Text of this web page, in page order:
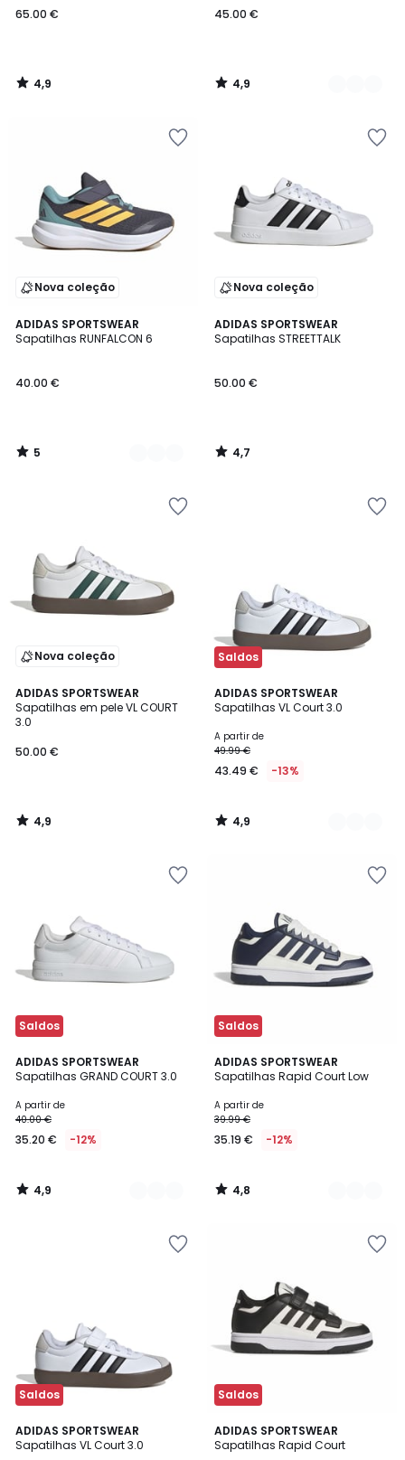
65.00 €
4,9
/
45.00 €
4,9
/
Nova coleção
ADIDAS SPORTSWEAR
Sapatilhas RUNFALCON 6
40.00 €
5
/
2
Cores
5
/
Nova coleção
ADIDAS SPORTSWEAR
Sapatilhas STREETTALK
50.00 €
4,7
/ 5
4,7
/
Nova coleção
ADIDAS SPORTSWEAR
Sapatilhas em pele VL COURT
3.0
50.00 €
4,9
/ 5
4,9
/
Saldos
ADIDAS SPORTSWEAR
Sapatilhas VL Court 3.0
A partir de
49.99 €
43.49 € -13%
4,9
/ 5
3
Cores
4,9
/
Saldos
ADIDAS SPORTSWEAR
Sapatilhas GRAND COURT 3.0
A partir de
40.00 €
35.20 € -12%
4,9
/ 5
4
Cores
4,9
/
Saldos
ADIDAS SPORTSWEAR
Sapatilhas Rapid Court Low
A partir de
39.99 €
35.19 € -12%
4,8
/ 5
3
Cores
4,8
/
Saldos
ADIDAS SPORTSWEAR
Sapatilhas VL Court 3.0
4,8
/ 5
3
Cores
Saldos
ADIDAS SPORTSWEAR
Sapatilhas Rapid Court
4,8
/ 5
2
Cores